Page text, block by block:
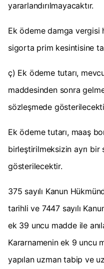
yararlandırılmayacaktır.
Ek ödeme damga
sigorta prim kesintisine
ç) Ek ödeme tutarı,
maddesinden sonra
sözleşmede
Ek ödeme tutarı, maaş
birleştirilmeksizin ayrı bir
gösterilecektir.
375 sayılı Kanun
tarihli ve 7447 sayılı
ek 39 uncu madde ile
Kararnamenin ek 9 uncu
yapılan uzman tabip ve